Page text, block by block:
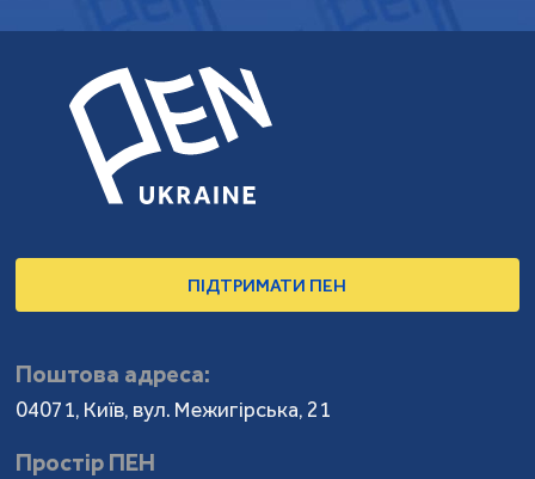
ПІДТРИМАТИ ПЕН
Поштова адреса:
04071, Київ, вул. Межигірська, 21
Простір ПЕН